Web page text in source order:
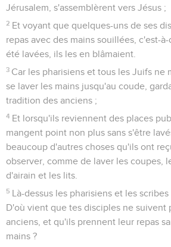
Jérusalem, s'assemblèrent vers Jésus ;
2 Et voyant que quelques-uns de ses
repas avec des mains souillées, c'est-
été lavées, ils les en blâmaient.
3 Car les pharisiens et tous les Juifs ne
se laver les mains jusqu'au coude,
tradition des anciens ;
4 Et lorsqu'ils reviennent des places
mangent point non plus sans s'être
beaucoup d'autres choses qu'ils ont
observer, comme de laver les coupes,
d'airain et les lits.
5 Là-dessus les pharisiens et les
D'où vient que tes disciples ne suivent
anciens, et qu'ils prennent leur repas
mains ?